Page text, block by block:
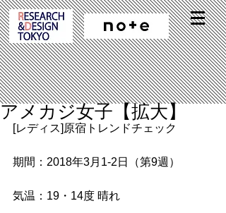
アメカジ女子【拡大】
[レディス]原宿トレンドチェック
期間：2018年3月1-2日（第9週）
気温：19・14度 晴れ